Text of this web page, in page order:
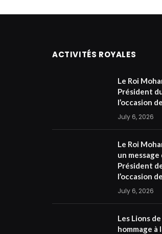
ACTIVITÉS ROYALES
Le Roi
Président
l’occasion
July 6, 2026
Le Roi
un
Président
l’occasion
July 6, 2026
Les Lions
hommage à